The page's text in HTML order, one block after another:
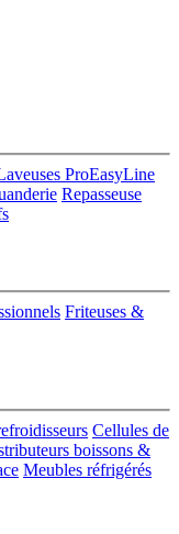
ProEasyLine
Repasseuse
Friteuses &
Cellules de
boissons &
Meubles réfrigérés